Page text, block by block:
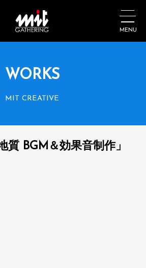
MENU
WORKS
MIT CREATIVE
質 BGM＆効果音制作」